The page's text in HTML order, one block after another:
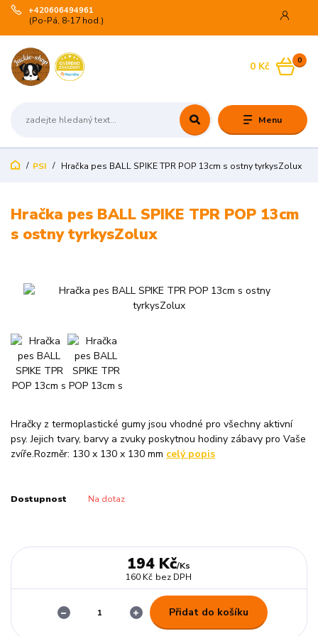
Menu
+420606494961
(Po-Pá, 8-17 hod.)
0
0 Kč
PSI Hračka pes BALL SPIKE TPR POP 13cm s ostny tyrkysZolux
Hračka pes BALL SPIKE TPR POP 13cm
s ostny tyrkysZolux
Hračky z termoplastické gumy jsou vhodné pro všechny aktivní
psy. Jejich tvary, barvy a zvuky poskytnou hodiny zábavy pro Vaše
zvíře.Rozměr: 130 x 130 x 130 mm celý popis
Dostupnost Na dotaz
194 Kč/Ks
160 Kč bez DPH
Přidat do košíku